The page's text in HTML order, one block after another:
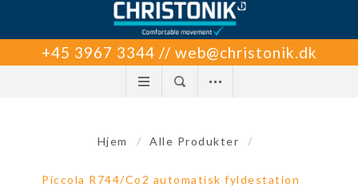
+45 3967 3344 // web@christonik.dk
Hjem / Alle Produkter /
Piccola R744/Co2 automatisk fyldestation